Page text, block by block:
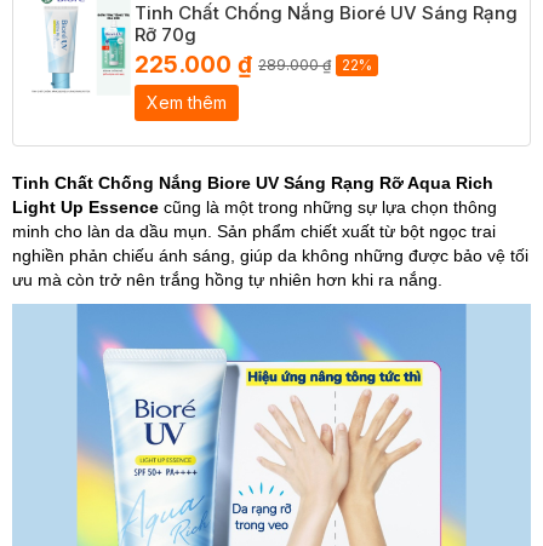
Tinh Chất Chống Nắng Bioré UV Sáng Rạng
Rỡ 70g
225.000 ₫ 289.000 ₫ 22%
Xem thêm
Tinh Chất Chống Nắng Biore UV Sáng Rạng Rỡ Aqua Rich
Light Up Essence cũng là một trong những sự lựa chọn thông
minh cho làn da dầu mụn. Sản phẩm chiết xuất từ bột ngọc trai
nghiền phản chiếu ánh sáng, giúp da không những được bảo vệ tối
ưu mà còn trở nên trắng hồng tự nhiên hơn khi ra nắng.